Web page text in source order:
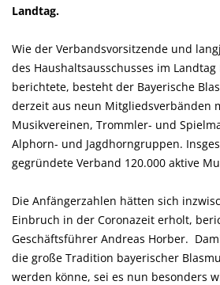
Landtag.
Wie der Verbandsvorsitzende und
des Haushaltsausschusses im
berichtete, besteht der Bayerische
derzeit aus neun Mitgliedsverbänden
Musikvereinen, Trommler- und
Alphorn- und Jagdhorngruppen.
gegründete Verband 120.000 aktive
Die Anfängerzahlen hätten sich
Einbruch in der Coronazeit erholt,
Geschäftsführer Andreas Horber.
die große Tradition bayerischer
werden könne, sei es nun besonders